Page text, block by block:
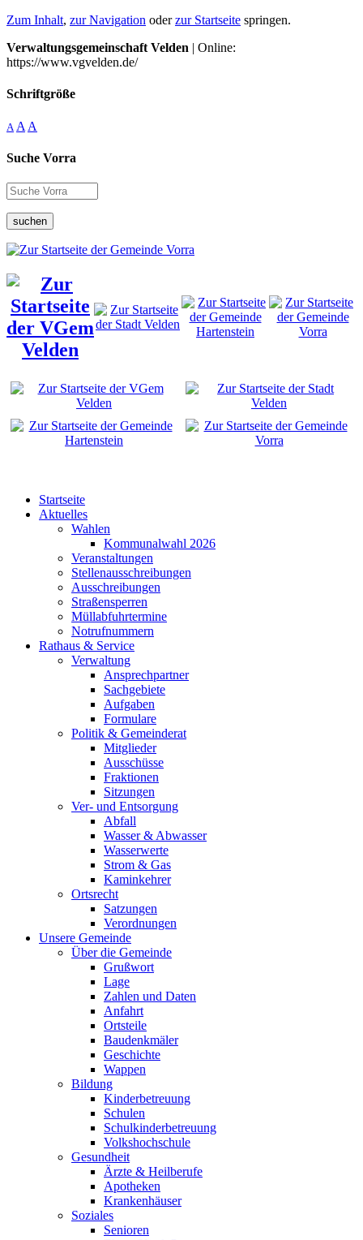
Zum Inhalt, zur Navigation oderzur Startseite springen.
Verwaltungsgemeinschaft Velden | Online:
https://www.vgvelden.de/
Schriftgröße
A A A
Suche Vorra
suchen
Startseite
Aktuelles
Wahlen
Kommunalwahl 2026
Veranstaltungen
Stellenausschreibungen
Ausschreibungen
Straßensperren
Müllabfuhrtermine
Notrufnummern
Rathaus & Service
Verwaltung
Ansprechpartner
Sachgebiete
Aufgaben
Formulare
Politik & Gemeinderat
Mitglieder
Ausschüsse
Fraktionen
Sitzungen
Ver- und Entsorgung
Abfall
Wasser & Abwasser
Wasserwerte
Strom & Gas
Kaminkehrer
Ortsrecht
Satzungen
Verordnungen
Unsere Gemeinde
Über die Gemeinde
Grußwort
Lage
Zahlen und Daten
Anfahrt
Ortsteile
Baudenkmäler
Geschichte
Wappen
Bildung
Kinderbetreuung
Schulen
Schulkinderbetreuung
Volkshochschule
Gesundheit
Ärzte & Heilberufe
Apotheken
Krankenhäuser
Soziales
Senioren